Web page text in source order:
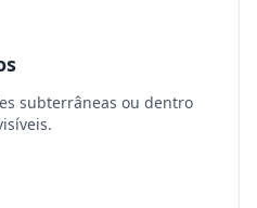
subterrâneas ou dentro